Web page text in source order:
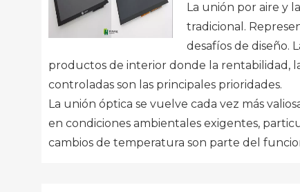
La unión por aire y
tradicional.
desafíos de diseño.
productos de interior donde la rentabilidad,
controladas son las principales prioridades.
La unión óptica se vuelve cada vez más
en condiciones ambientales exigentes,
cambios de temperatura son parte del